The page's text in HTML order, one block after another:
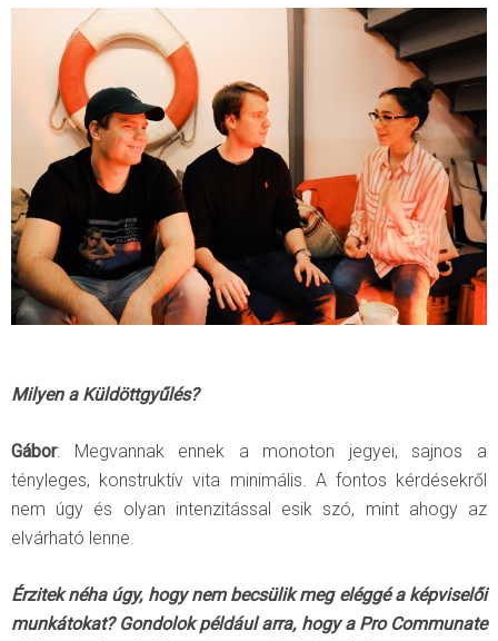
Milyen a Küldöttgyűlés?
Gábor: Megvannak ennek a monoton jegyei, sajnos a
tényleges, konstruktív vita minimális. A fontos kérdésekről
nem úgy és olyan intenzitással esik szó, mint ahogy az
elvárható lenne.
Érzitek néha úgy, hogy nem becsülik meg eléggé a képviselői
munkátokat? Gondolok például arra, hogy a Pro Communate